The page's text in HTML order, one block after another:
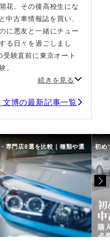
花。その後高校生にな
中古車情報誌を買い、
に悪友と一緒にチュー
る日々を過ごしまし
受験直前に東京オート
。
続きを見る
博の最新記事一覧
専門店8選を比較｜種類や選 初め